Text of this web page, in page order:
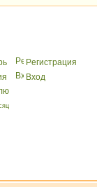
Peгиcтрaция
Вхoд